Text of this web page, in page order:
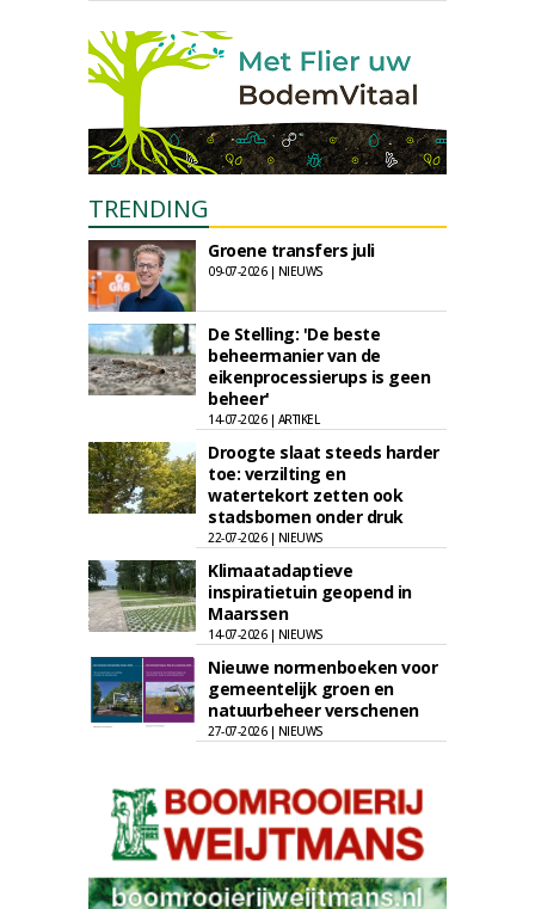
TRENDING
Groene transfers juli
09-07-2026 | NIEUWS
De Stelling: 'De beste
beheermanier van de
eikenprocessierups is geen
beheer'
14-07-2026 | ARTIKEL
Droogte slaat steeds harder
toe: verzilting en
watertekort zetten ook
stadsbomen onder druk
22-07-2026 | NIEUWS
Klimaatadaptieve
inspiratietuin geopend in
Maarssen
14-07-2026 | NIEUWS
Nieuwe normenboeken voor
gemeentelijk groen en
natuurbeheer verschenen
27-07-2026 | NIEUWS